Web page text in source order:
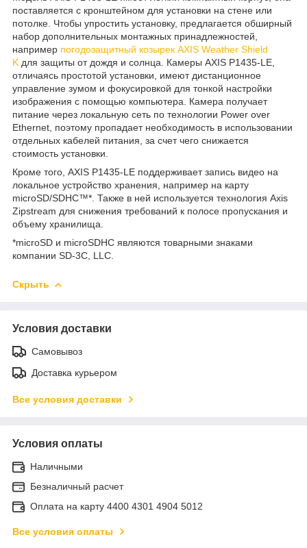
поставляется с кронштейном для установки на стене или
потолке. Чтобы упростить установку, предлагается обширный
набор дополнительных монтажных принадлежностей,
например погодозащитный козырек AXIS Weather Shield
K для защиты от дождя и солнца. Камеры AXIS P1435-LE,
отличаясь простотой установки, имеют дистанционное
управление зумом и фокусировкой для тонкой настройки
изображения с помощью компьютера. Камера получает
питание через локальную сеть по технологии Power over
Ethernet, поэтому пропадает необходимость в использовании
отдельных кабелей питания, за счет чего снижается
стоимость установки.
Кроме того, AXIS P1435-LE поддерживает запись видео на
локальное устройство хранения, например на карту
microSD/SDHC™*. Также в ней используется технология Axis
Zipstream для снижения требований к полосе пропускания и
объему хранилища.
*microSD и microSDHC являются товарными знаками
компании SD-3C, LLC.
Скрыть
Условия доставки
Самовывоз
Доставка курьером
Все условия доставки
Условия оплаты
Наличными
Безналичный расчет
Оплата на карту 4400 4301 4904 5012
Все условия оплаты